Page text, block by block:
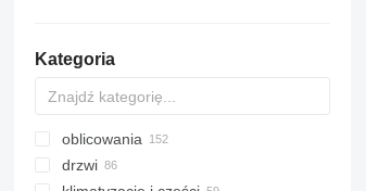
Kategoria
oblicowania
drzwi